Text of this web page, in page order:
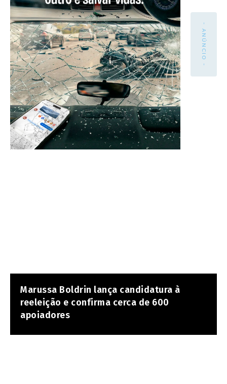
- ANÚNCIO -
Marussa Boldrin lança candidatura à
reeleição e confirma cerca de 600
apoiadores